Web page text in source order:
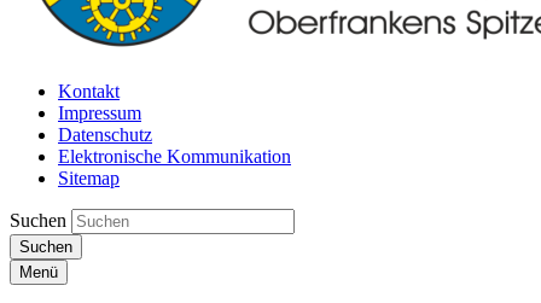
Kontakt
Impressum
Datenschutz
Elektronische Kommunikation
Sitemap
Suchen
Suchen
Menü